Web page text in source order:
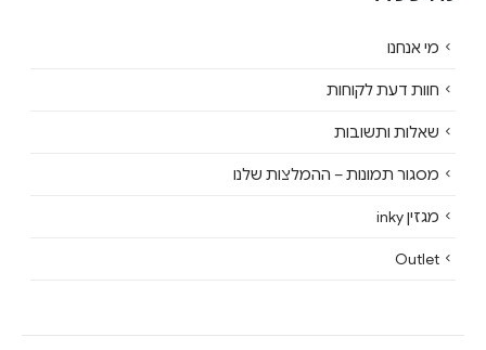
מי אנחנו
חוות דעת לקוחות
שאלות ותשובות
מסגור תמונות – ההמלצות שלנו
מגזין inky
Outlet